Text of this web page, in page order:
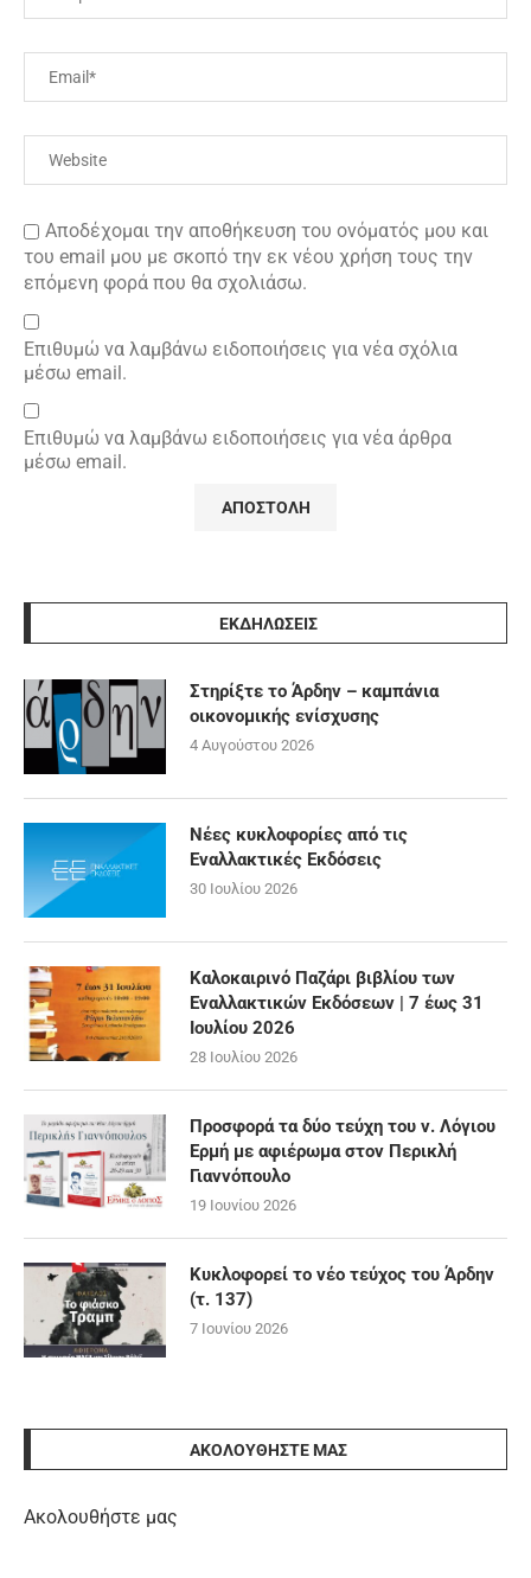
Αποδέχομαι την αποθήκευση του ονόματός μου και
του email μου με σκοπό την εκ νέου χρήση τους την
επόμενη φορά που θα σχολιάσω.
Επιθυμώ να λαμβάνω ειδοποιήσεις για νέα σχόλια
μέσω email.
Επιθυμώ να λαμβάνω ειδοποιήσεις για νέα άρθρα
μέσω email.
ΕΚΔΗΛΩΣΕΙΣ
Στηρίξτε το Άρδην – καμπάνια
οικονομικής ενίσχυσης
4 Αυγούστου 2026
Νέες κυκλοφορίες από τις
Εναλλακτικές Εκδόσεις
30 Ιουλίου 2026
Καλοκαιρινό Παζάρι βιβλίου των
Εναλλακτικών Εκδόσεων | 7 έως 31
Ιουλίου 2026
28 Ιουλίου 2026
Προσφορά τα δύο τεύχη του ν. Λόγιου
Ερμή με αφιέρωμα στον Περικλή
Γιαννόπουλο
19 Ιουνίου 2026
Κυκλοφορεί το νέο τεύχος του Άρδην
(τ. 137)
7 Ιουνίου 2026
ΑΚΟΛΟΥΘΉΣΤΕ ΜΑΣ
Ακολουθήστε μας